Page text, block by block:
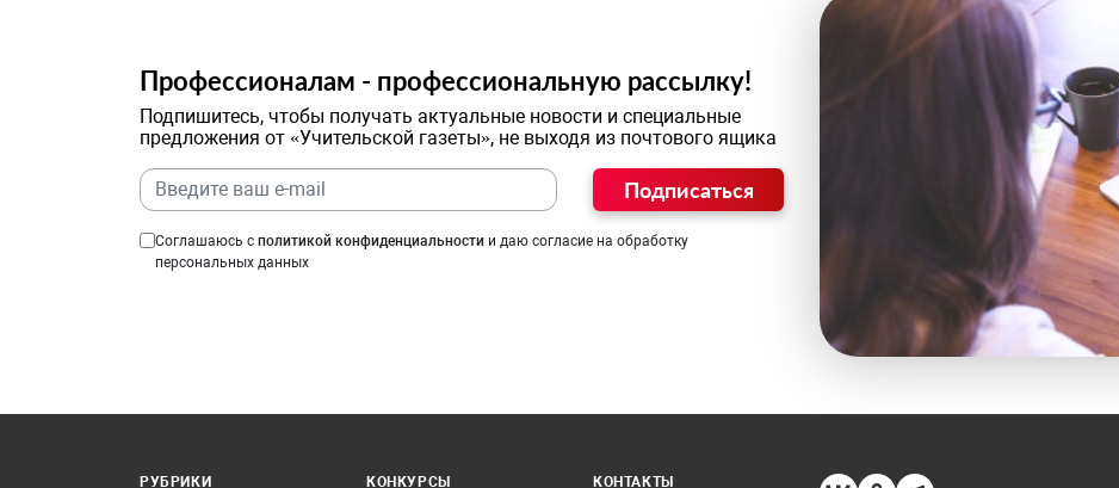
Профессионалам - профессиональную рассылку!
Подпишитесь, чтобы получать актуальные новости и специальные
предложения от «Учительской газеты», не выходя из почтового ящика
Подписаться
Соглашаюсь с политикой конфиденциальности и даю согласие на обработку
персональных данных
РУБРИКИ
КОНКУРСЫ
КОНТАКТЫ